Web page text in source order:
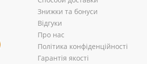
Знижки та бонуси
Відгуки
Про нас
Політика конфіденційності
Гарантія якості